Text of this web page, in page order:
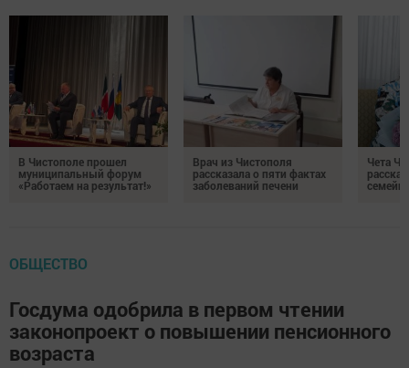
В Чистополе прошел
муниципальный форум
«Работаем на результат!»
Врач из Чистополя
рассказала о пяти фактах
заболеваний печени
Чета
ОБЩЕСТВО
Госдума одобрила в первом чтении
законопроект о повышении пенсионного
возраста